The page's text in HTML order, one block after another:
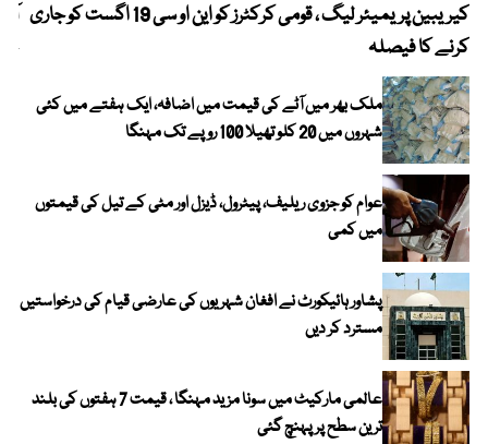
کیریبین پریمیئر لیگ ، قومی کرکٹرز کو این او سی 19 اگست کو جاری
کرنے کا فیصلہ
ملک بھر میں آٹے کی قیمت میں اضافہ، ایک ہفتے میں کئی
شہروں میں 20 کلو تھیلا 100 روپے تک مہنگا
عوام کو جزوی ریلیف، پیٹرول، ڈیزل اور مٹی کے تیل کی قیمتوں
میں کمی
پشاور ہائیکورٹ نے افغان شہریوں کی عارضی قیام کی درخواستیں
مسترد کر دیں
عالمی مارکیٹ میں سونا مزید مہنگا ، قیمت 7 ہفتوں کی بلند
ترین سطح پر پہنچ گئی